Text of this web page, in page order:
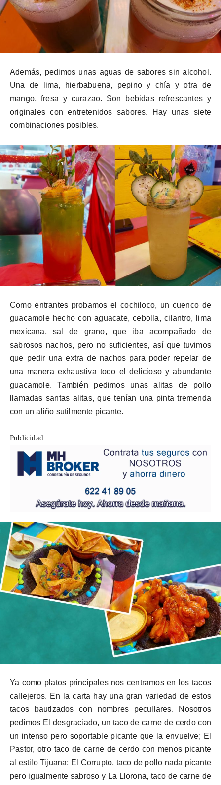
Además, pedimos unas aguas de sabores sin alcohol.
Una de lima, hierbabuena, pepino y chía y otra de
mango, fresa y curazao. Son bebidas refrescantes y
originales con entretenidos sabores. Hay unas siete
combinaciones posibles.
Como entrantes probamos elcochiloco, un cuenco de
guacamole hecho con aguacate, cebolla, cilantro, lima
mexicana, sal de grano, que iba acompañado de
sabrosos nachos, pero no suficientes, así que tuvimos
que pedir una extra de nachos para poder repelar de
una manera exhaustiva todo el delicioso y abundante
guacamole. También pedimos unas alitas de pollo
llamadas santas alitas, que tenían una pinta tremenda
con un aliño sutilmente picante.
Publicidad
Ya como platos principales nos centramos en los tacos
callejeros. En la carta hay una gran variedad de estos
tacos bautizados con nombres peculiares. Nosotros
pedimos El desgraciado, un taco de carne de cerdo con
un intenso pero soportable picante que la envuelve; El
Pastor, otro taco de carne de cerdo con menos picante
al estilo Tijuana; El Corrupto, taco de pollo nada picante
pero igualmente sabroso y La Llorona, taco de carne de